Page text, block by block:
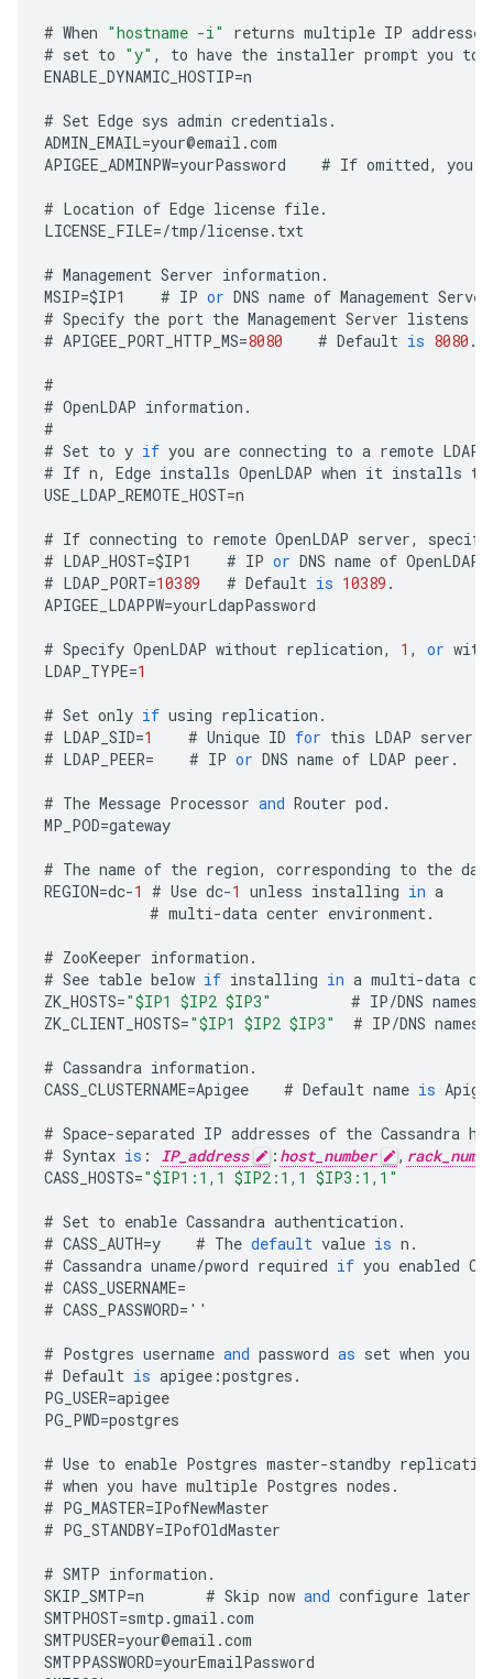
# When "hostname -i" returns multiple IP addresses
# set to "y" , to have the installer prompt you to
ENABLE_DYNAMIC_HOSTIP=n
# Set Edge sys admin credentials .
ADMIN_EMAIL=your@email .com
APIGEE_ADMINPW=yourPassword # If omitted, you
# Location of Edge license file.
LICENSE_FILE=/tmp/license. txt
# Management Server information .
MSIP=$IP1 # IP or DNS name of Management Server
# Specify the port the Management Server listens
# APIGEE_PORT_HTTP_MS=8080 # Default is 8080 .
#
# OpenLDAP information .
#
# Set to y if you are connecting to a remote LDAP
# If n, Edge installs OpenLDAP when it installs
USE_LDAP_REMOTE_HOST=n
# If connecting to remote OpenLDAP server,
specify
# LDAP_HOST=$IP1 # IP or DNS name of OpenLDAP
# LDAP_PORT=10389 # Default is 10389 .
APIGEE_LDAPPW=yourLdapPassword
# Specify OpenLDAP without replication, 1 , or with
LDAP_TYPE=1
# Set only if using replication .
# LDAP_SID=1 # Unique ID for this LDAP server
# LDAP_PEER= # IP or DNS name of LDAP peer .
# The Message Processor and Router pod .
MP_POD=gateway
# The name of the region, corresponding to the
REGION=dc-1 # Use dc-1 unless installing in a
# multi-data center environment.
# ZooKeeper information .
# See table below if installing in a multi-data
ZK_HOSTS="$IP1 $IP2 $IP3" # IP/DNS names
ZK_CLIENT_HOSTS="$IP1 $IP2 $IP3" # IP/DNS names
# Cassandra information .
CASS_CLUSTERNAME=Apigee # Default name is
# Space-separated IP addresses of the Cassandra
# Syntax is : IP_address : host_number ,
CASS_HOSTS="$IP1:1,1 $IP2:1,1 $IP3:1,1"
# Set to enable Cassandra authentication .
# CASS_AUTH=y # The default value is n .
# Cassandra uname/pword required if you enabled
# CASS_USERNAME=
# CASS_PASSWORD= ''
# Postgres username and password as set when you
# Default is apigee :postgres .
PG_USER=apigee
PG_PWD=postgres
# Use to enable Postgres master-standby
# when you have multiple Postgres nodes .
# PG_MASTER=IPofNewMaster
# PG_STANDBY=IPofOldMaster
# SMTP information .
SKIP_SMTP=n # Skip now and configure later
SMTPHOST=smtp .gmail .com
SMTPUSER=your@email .com
SMTPPASSWORD=yourEmailPassword